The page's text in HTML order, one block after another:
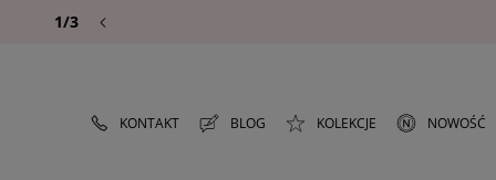
1/3
KONTAKT BLOG KOLEKCJE NOWOŚĆ